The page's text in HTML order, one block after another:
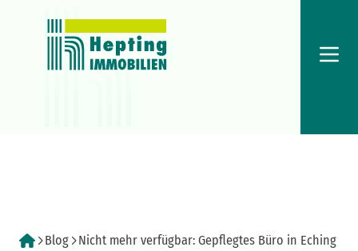
Blog Nicht mehr verfügbar: Gepflegtes Büro in Eching